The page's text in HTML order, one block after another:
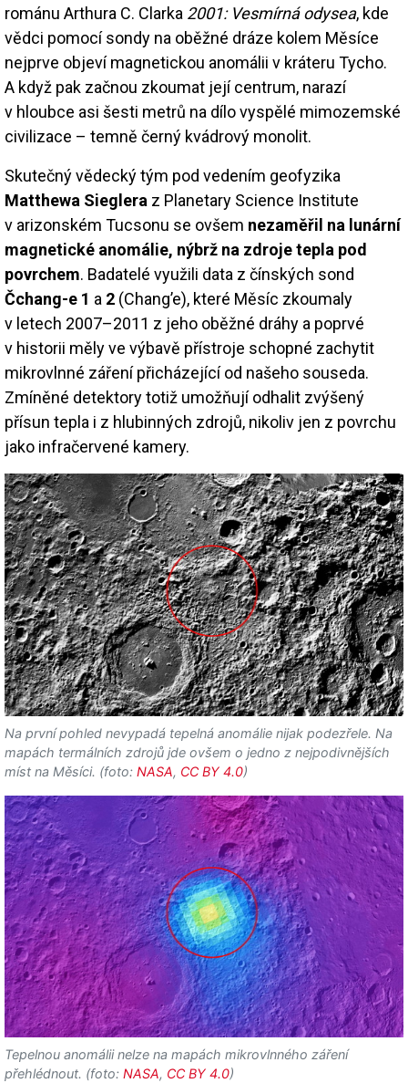
románu Arthura C. Clarka 2001: Vesmírná odysea, kde
vědci pomocí sondy na oběžné dráze kolem Měsíce
nejprve objeví magnetickou anomálii v kráteru Tycho.
A když pak začnou zkoumat její centrum, narazí
v hloubce asi šesti metrů na dílo vyspělé mimozemské
civilizace – temně černý kvádrový monolit.
Skutečný vědecký tým pod vedením geofyzika
Matthewa Sieglera z Planetary Science Institute
v arizonském Tucsonu se ovšem nezaměřil na lunární
magnetické anomálie, nýbrž na zdroje tepla pod
povrchem. Badatelé využili data z čínských sond
Čchang-e 1 a 2 (Chang’e), které Měsíc zkoumaly
v letech 2007–2011 z jeho oběžné dráhy a poprvé
v historii měly ve výbavě přístroje schopné zachytit
mikrovlnné záření přicházející od našeho souseda.
Zmíněné detektory totiž umožňují odhalit zvýšený
přísun tepla i z hlubinných zdrojů, nikoliv jen z povrchu
jako infračervené kamery.
Na první pohled nevypadá tepelná anomálie nijak podezřele. Na
mapách termálních zdrojů jde ovšem o jedno z nejpodivnějších
míst na Měsíci. (foto: NASA, CC BY 4.0)
Tepelnou anomálii nelze na mapách mikrovlnného záření
přehlédnout. (foto: NASA, CC BY 4.0)